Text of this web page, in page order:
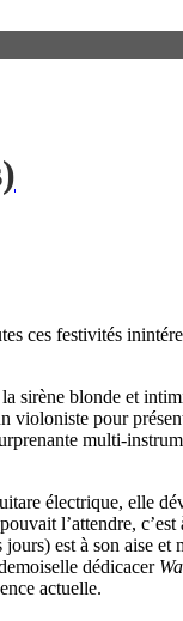
ces festivités
sirène blonde et
violoniste pour
multi-
électrique, elle
l’attendre,
est à son aise et
dédicacer
actuelle.